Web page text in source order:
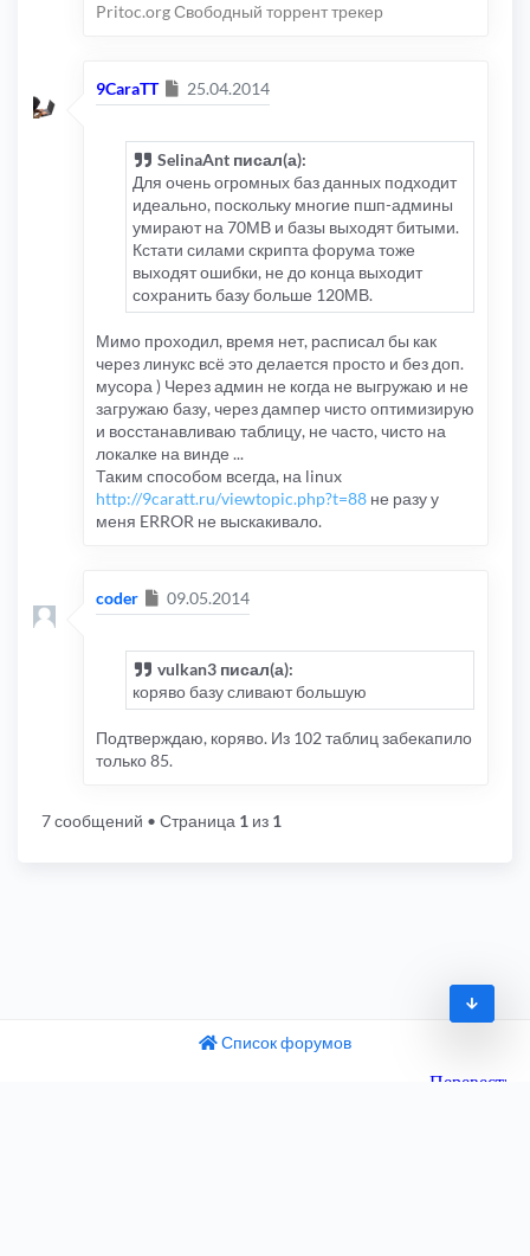
Pritoc.org Свободный торрент трекер
9CaraTT Сообщение
25.04.2014
SelinaAnt писал(а):
Для очень огромных баз данных подходит
идеально, поскольку многие пшп-админы
умирают на 70МВ и базы выходят битыми.
Кстати силами скрипта форума тоже
выходят ошибки, не до конца выходит
сохранить базу больше 120МВ.
Мимо проходил, время нет, расписал бы как
через линукс всё это делается просто и без доп.
мусора ) Через админ не когда не выгружаю и не
загружаю базу, через дампер чисто оптимизирую
и восстанавливаю таблицу, не часто, чисто на
локалке на винде ...
Таким способом всегда, на linux
http://9caratt.ru/viewtopic.php?t=88 не разу у
меня ERROR не выскакивало.
coder Сообщение
09.05.2014
vulkan3 писал(а):
коряво базу сливают большую
Подтверждаю, коряво. Из 102 таблиц забекапило
только 85.
7 сообщений • Страница 1 из 1
Список форумов